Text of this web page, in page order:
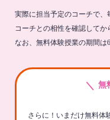
実際に担当予定のコーチで、
コーチとの相性を確認してか
なお、無料体験授業の期間は
＼ 無
さらに！いまだけ無料体